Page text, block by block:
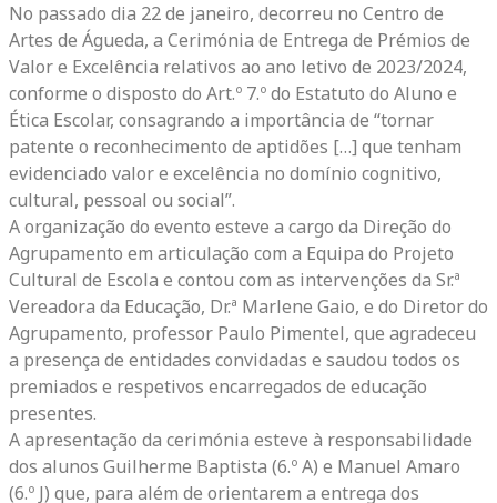
No passado dia 22 de janeiro, decorreu no Centro de
Artes de Águeda, a Cerimónia de Entrega de Prémios de
Valor e Excelência relativos ao ano letivo de 2023/2024,
conforme o disposto do Art.º 7.º do Estatuto do Aluno e
Ética Escolar, consagrando a importância de “tornar
patente o reconhecimento de aptidões […] que tenham
evidenciado valor e excelência no domínio cognitivo,
cultural, pessoal ou social”.
A organização do evento esteve a cargo da Direção do
Agrupamento em articulação com a Equipa do Projeto
Cultural de Escola e contou com as intervenções da Sr.ª
Vereadora da Educação, Dr.ª Marlene Gaio, e do Diretor do
Agrupamento, professor Paulo Pimentel, que agradeceu
a presença de entidades convidadas e saudou todos os
premiados e respetivos encarregados de educação
presentes.
A apresentação da cerimónia esteve à responsabilidade
dos alunos Guilherme Baptista (6.º A) e Manuel Amaro
(6.º J) que, para além de orientarem a entrega dos